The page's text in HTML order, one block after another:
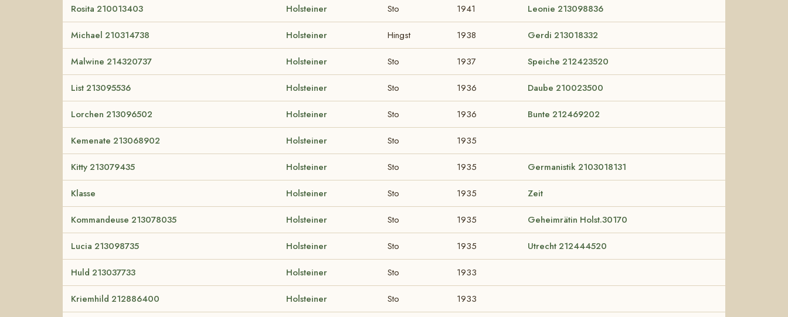
Rosita 210013403 Holsteiner Sto 1941 Leonie 213098836
Michael 210314738 Holsteiner Hingst 1938 Gerdi 213018332
Malwine 214320737 Holsteiner Sto 1937 Speiche 212423520
List 213095536 Holsteiner Sto 1936 Daube 210023500
Lorchen 213096502 Holsteiner Sto 1936 Bunte 212469202
Kemenate 213068902 Holsteiner Sto 1935
Kitty 213079435 Holsteiner Sto 1935 Germanistik 2103018131
Klasse Holsteiner Sto 1935 Zeit
Kommandeuse 213078035 Holsteiner Sto 1935 Geheimrätin Holst.30170
Lucia 213098735 Holsteiner Sto 1935 Utrecht 212444520
Huld 213037733 Holsteiner Sto 1933
Kriemhild 212886400 Holsteiner Sto 1933